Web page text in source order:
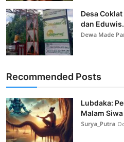
Desa
dan
Dewa Made
Recommended Posts
Lubdaka:
Malam Siwa
Surya_Putra